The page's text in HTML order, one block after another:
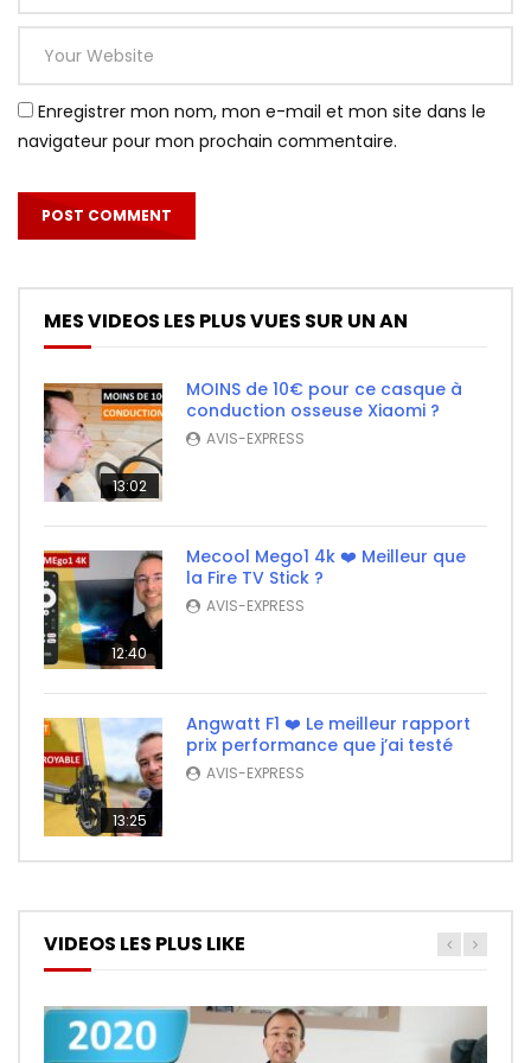
Enregistrer mon nom, mon e-mail et mon site dans le
navigateur pour mon prochain commentaire.
MES VIDEOS LES PLUS VUES SUR UN AN
13:02
MOINS de 10€ pour ce casque à
conduction osseuse Xiaomi ?
AVIS-EXPRESS
12:40
Mecool Mego1 4k ❤️ Meilleur que
la Fire TV Stick ?
AVIS-EXPRESS
13:25
Angwatt F1 ❤️ Le meilleur rapport
prix performance que j’ai testé
AVIS-EXPRESS
VIDEOS LES PLUS LIKE